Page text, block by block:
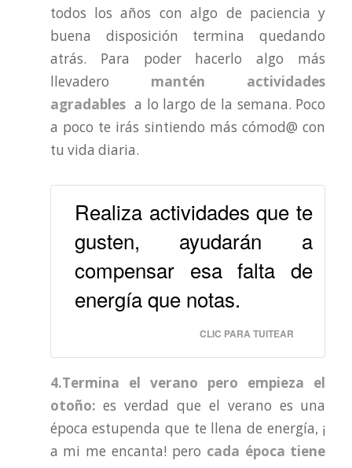
todos los años con algo de paciencia y
buena disposición termina quedando
atrás. Para poder hacerlo algo más
llevadero mantén actividades
agradablesa lo largo de la semana. Poco
a poco te irás sintiendo más cómod@ con
tu vida diaria.
Realiza actividades que te
gusten, ayudarán a
compensar esa falta de
energía que notas.
CLIC PARA TUITEAR
4.Termina el verano pero empieza el
otoño: es verdad que el verano es una
época estupenda que te llena de energía, ¡
a mi me encanta! pero cada época tiene